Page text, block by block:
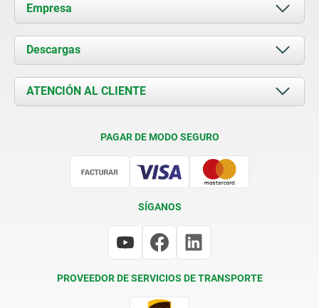
Empresa
Acerca de nosotros
Novedades
Contacto
Descargas
Documents
ATENCIÓN AL CLIENTE
PAGAR DE MODO SEGURO
SÍGANOS
PROVEEDOR DE SERVICIOS DE TRANSPORTE